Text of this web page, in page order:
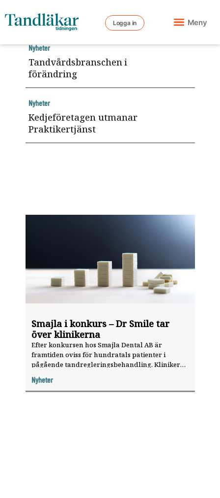
Logga in Meny
Smajla i konkurs – Dr Smile tar
över klinikerna
Efter konkursen hos Smajla Dental AB är
framtiden oviss för hundratals patienter i
pågående tandregleringsbehandling. Klinikerna
snarast möjligt.
Nyheter
Tandvårdsbranschen i
förändring
Nyheter
Kedjeföretagen utmanar
Praktikertjänst
Nyheter